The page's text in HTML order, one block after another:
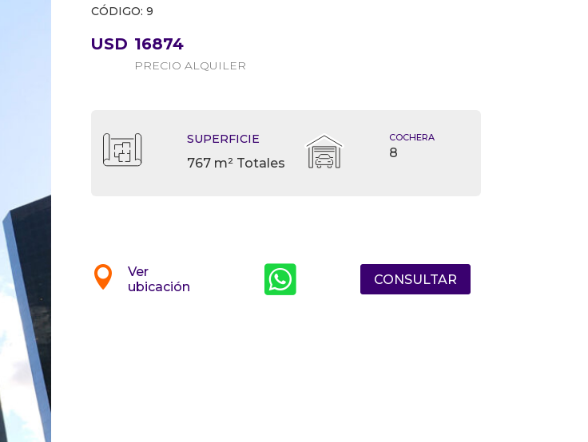
CÓDIGO: 9
USD 16874
PRECIO ALQUILER
SUPERFICIE
767 m² Totales
COCHERA
8

Ver
ubicación
 CONSULTAR